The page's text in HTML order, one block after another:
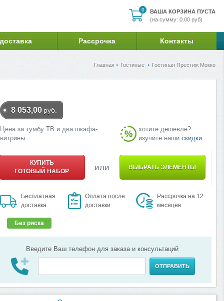
0
0
ВАША КОРЗИНА ПУСТА
(на сумму: 0.00 руб)
Рассрочка Контакты
Главная Гостиные Гостиная Престиж Мокко
8 053,00 руб.
Цена за тумбу ТВ и два шкафа-
витрины
хотите дешевле?
изучите наши скидки
КУПИТЬ
ГОТОВЫЙ НАБОР
или ВЫБРАТЬ ЭЛЕМЕНТЫ
Бесплатная
доставка
Оплата после
доставки
Рассрочка на 12
месяцев
Без риска
Введите Ваш телефон для заказа и консультаций
ОТПРАВИТЬ